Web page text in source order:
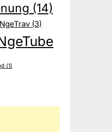
(14)
NgeTrav(3)
(1)